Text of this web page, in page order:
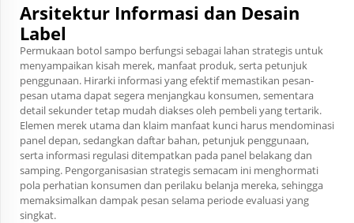
Arsitektur Informasi dan Desain
Label
Permukaan botol sampo berfungsi sebagai lahan strategis untuk
menyampaikan kisah merek, manfaat produk, serta petunjuk
penggunaan. Hirarki informasi yang efektif memastikan pesan-
pesan utama dapat segera menjangkau konsumen, sementara
detail sekunder tetap mudah diakses oleh pembeli yang tertarik.
Elemen merek utama dan klaim manfaat kunci harus mendominasi
panel depan, sedangkan daftar bahan, petunjuk penggunaan,
serta informasi regulasi ditempatkan pada panel belakang dan
samping. Pengorganisasian strategis semacam ini menghormati
pola perhatian konsumen dan perilaku belanja mereka, sehingga
memaksimalkan dampak pesan selama periode evaluasi yang
singkat.